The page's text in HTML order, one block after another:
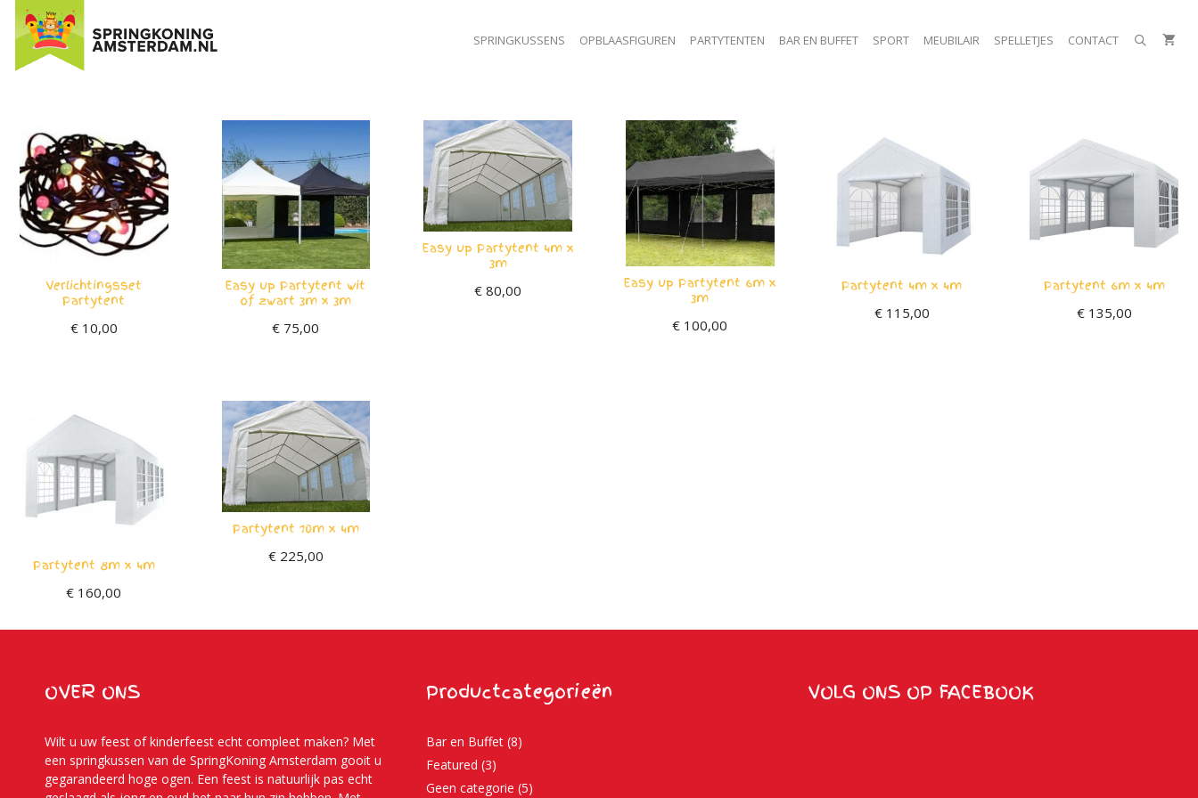
naar
inhoud
SPRINGKUSSENS OPBLAASFIGUREN PARTYTENTEN BAR EN BUFFET SPORT MEUBILAIR SPELLETJES CONTACT
Verlichtingsset
Partytent
€10,00
Easy up Partytent wit
of zwart 3m x 3m
€ 75,00
Easy up Partytent 4m x
3m
€ 80,00
Easy up Partytent 6m x
3m
€ 100,00
Partytent 4m x 4m
€115,00
Partytent 6m x 4m
€135,00
Partytent 8m x 4m
€ 160,00
Partytent 10m x 4m
€225,00
OVER ONS
Wilt u uw feest of kinderfeest echt compleet maken? Met
een springkussen van de SpringKoning Amsterdam gooit u
gegarandeerd hoge ogen. Een feest is natuurlijk pas echt
Productcategorieën
Bar en Buffet (8)
Featured (3)
Geen categorie (5)
VOLG ONS OP FACEBOOK